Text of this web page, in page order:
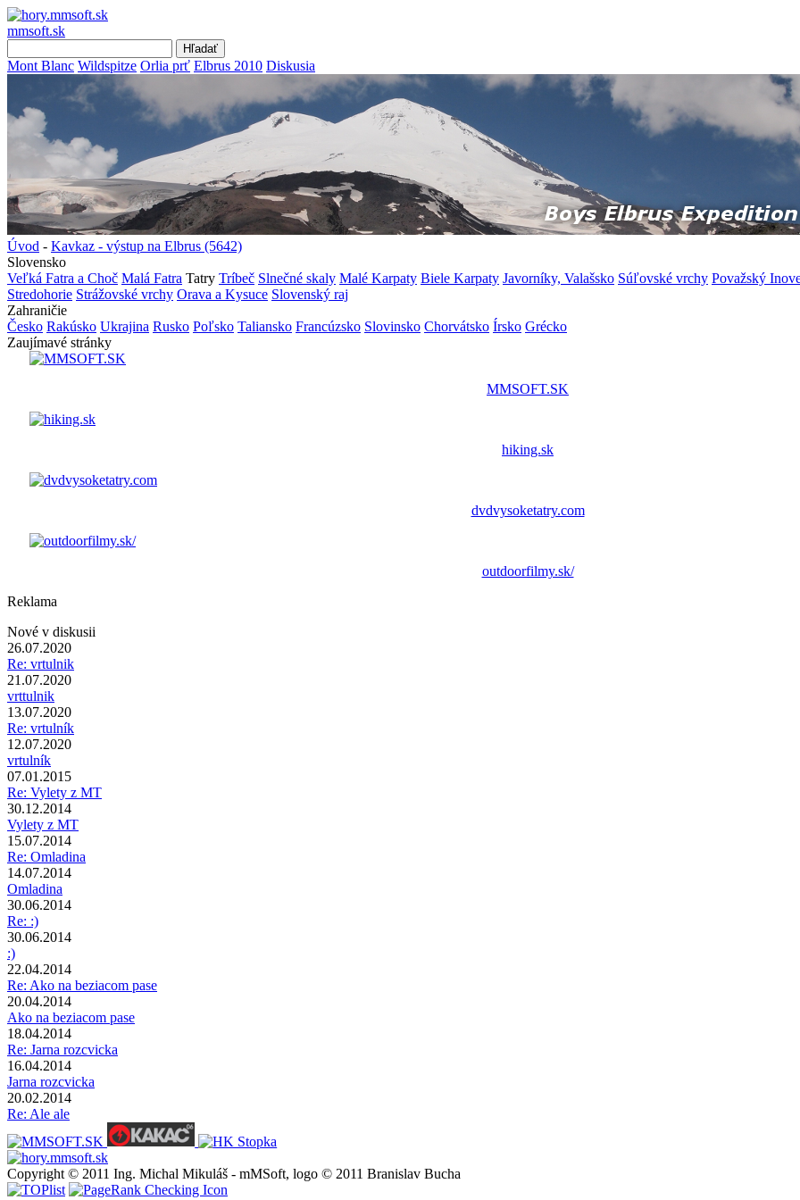
mmsoft.sk
Mont Blanc Wildspitze Orlia prť Elbrus 2010 Diskusia
Úvod - Kavkaz - výstup na Elbrus (5642)
Slovensko
Veľká Fatra a Choč Malá Fatra Tatry Tríbeč Slnečné skaly Malé Karpaty Biele Karpaty Javorníky, Valašsko Súľovské vrchy Považský
Stredohorie Strážovské vrchy Orava a Kysuce Slovenský raj
Zahraničie
Česko Rakúsko Ukrajina Rusko Poľsko Taliansko Francúzsko Slovinsko Chorvátsko Írsko Grécko
Zaujímavé stránky
MMSOFT.SK
hiking.sk
dvdvysoketatry.com
outdoorfilmy.sk/
Reklama
Nové v diskusii
26.07.2020
Re: vrtulnik
21.07.2020
vrttulnik
13.07.2020
Re: vrtulník
12.07.2020
vrtulník
07.01.2015
Re: Vylety z MT
30.12.2014
Vylety z MT
15.07.2014
Re: Omladina
14.07.2014
Omladina
30.06.2014
Re: :)
30.06.2014
:)
22.04.2014
Re: Ako na beziacom pase
20.04.2014
Ako na beziacom pase
18.04.2014
Re: Jarna rozcvicka
16.04.2014
Jarna rozcvicka
20.02.2014
Re: Ale ale
Copyright © 2011 Ing. Michal Mikuláš - mMSoft, logo © 2011 Branislav Bucha